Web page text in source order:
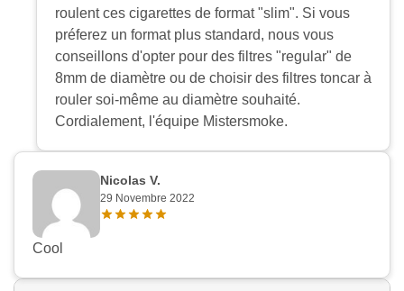
roulent ces cigarettes de format "slim". Si vous
préferez un format plus standard, nous vous
conseillons d'opter pour des filtres "regular" de
8mm de diamètre ou de choisir des filtres toncar à
rouler soi-même au diamètre souhaité.
Cordialement, l'équipe Mistersmoke.
Nicolas V.
29 Novembre 2022
Cool